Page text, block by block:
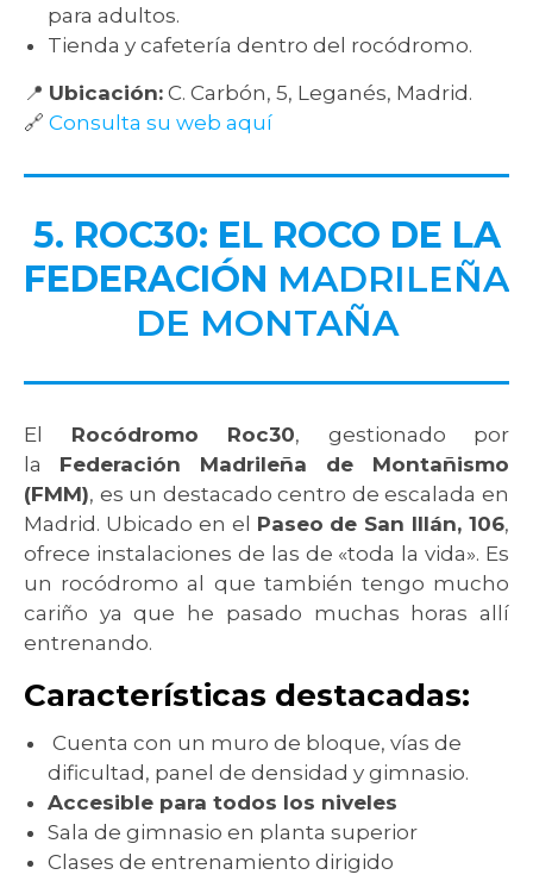
para adultos.
Tienda y cafetería dentro del rocódromo.
📍 Ubicación: C. Carbón, 5, Leganés, Madrid.
🔗 Consulta su web aquí
5. ROC30: EL ROCO DE LA
FEDERACIÓN MADRILEÑA
DE MONTAÑA
El Rocódromo Roc30, gestionado por
la Federación Madrileña de Montañismo
(FMM), es un destacado centro de escalada en
Madrid. Ubicado en el Paseo de San Illán, 106,
ofrece instalaciones de las de «toda la vida». Es
un rocódromo al que también tengo mucho
cariño ya que he pasado muchas horas allí
entrenando.
Características destacadas:
Cuenta con un muro de bloque, vías de
dificultad, panel de densidad y gimnasio.
Accesible para todos los niveles
Sala de gimnasio en planta superior
Clases de entrenamiento dirigido